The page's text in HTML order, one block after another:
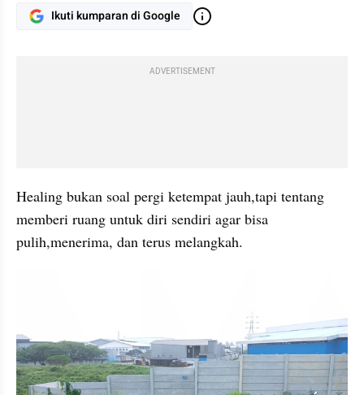
Ikuti kumparan di Google
ADVERTISEMENT
Healing bukan soal pergi ketempat jauh,tapi tentang
memberi ruang untuk diri sendiri agar bisa
pulih,menerima, dan terus melangkah.